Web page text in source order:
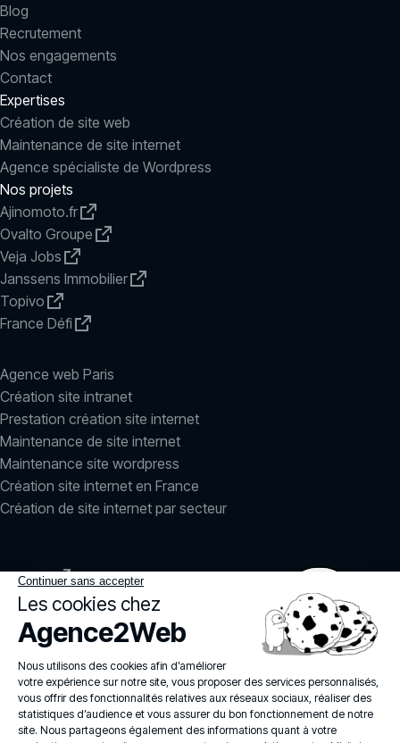
Blog
Recrutement
Nos engagements
Contact
Expertises
Création de site web
Maintenance de site internet
Agence spécialiste de Wordpress
Nos projets
Ajinomoto.fr
Ovalto Groupe
Veja Jobs
Janssens Immobilier
Topivo
France Défi
Agence web Paris
Création site intranet
Prestation création site internet
Maintenance de site internet
Maintenance site wordpress
Création site internet en France
Création de site internet par secteur
LinkedIn
Instagram
agence2web© 2026
Politique de confidentialité
Mentions légales